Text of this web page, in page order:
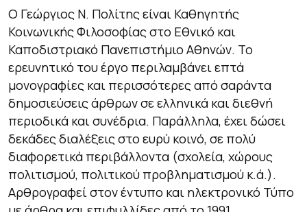
Ο Γεώργιος Ν. Πολίτης είναι Καθηγητής
Κοινωνικής Φιλοσοφίας στο Εθνικό και
Καποδιστριακό Πανεπιστήμιο Αθηνών. Το
ερευνητικό του έργο περιλαμβάνει επτά
μονογραφίες και περισσότερες από σαράντα
δημοσιεύσεις άρθρων σε ελληνικά και διεθνή
περιοδικά και συνέδρια. Παράλληλα, έχει δώσει
δεκάδες διαλέξεις στο ευρύ κοινό, σε πολύ
διαφορετικά περιβάλλοντα (σχολεία, χώρους
πολιτισμού, πολιτικού προβληματισμού κ.ά.).
Αρθρογραφεί στον έντυπο και ηλεκτρονικό Τύπο